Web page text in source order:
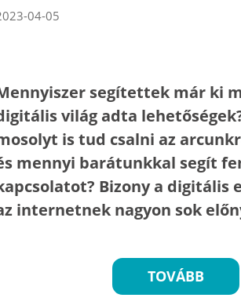
04-05
segítettek már ki
világ adta
is tud csalni az
mennyi barátunkkal segít
Bizony a digitális
internetnek nagyon sok
TOVÁBB